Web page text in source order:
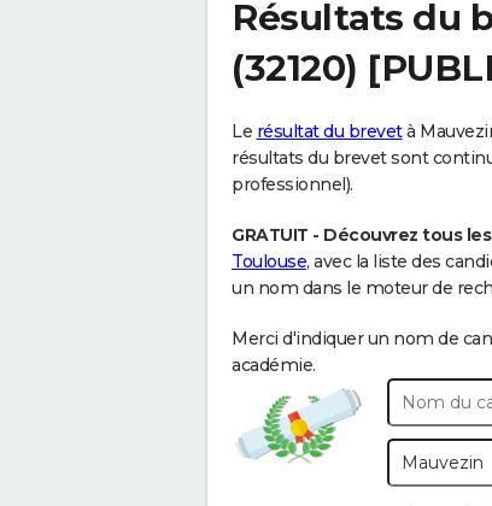
Résultats du
(32120)
Le résultat du brevetà
résultats du brevet sont
professionnel).
GRATUIT - Découvrez tous
Toulouse, avec la liste des
un nom dans le moteur de
Merci d'indiquer un nom de
académie.